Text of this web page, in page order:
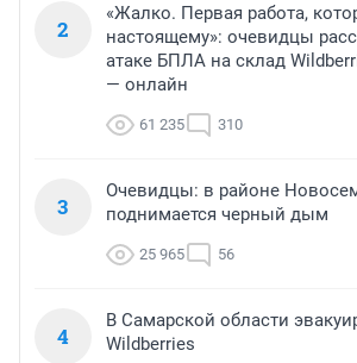
2
«Жалко. Первая работа,
настоящему»: очевидцы
атаке БПЛА на склад
— онлайн
61 235 310
3
Очевидцы: в районе
поднимается черный дым
25 965 56
4
В Самарской области
Wildberries